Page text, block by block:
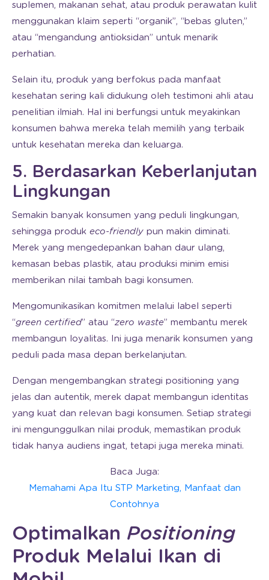
suplemen, makanan sehat, atau produk perawatan kulit
menggunakan klaim seperti “organik”, “bebas gluten,”
atau “mengandung antioksidan” untuk menarik
perhatian.
Selain itu, produk yang berfokus pada manfaat
kesehatan sering kali didukung oleh testimoni ahli atau
penelitian ilmiah. Hal ini berfungsi untuk meyakinkan
konsumen bahwa mereka telah memilih yang terbaik
untuk kesehatan mereka dan keluarga.
5. Berdasarkan Keberlanjutan
Lingkungan
Semakin banyak konsumen yang peduli lingkungan,
sehingga produk eco-friendly pun makin diminati.
Merek yang mengedepankan bahan daur ulang,
kemasan bebas plastik, atau produksi minim emisi
memberikan nilai tambah bagi konsumen.
Mengomunikasikan komitmen melalui label seperti
“green certified” atau “zero waste” membantu merek
membangun loyalitas. Ini juga menarik konsumen yang
peduli pada masa depan berkelanjutan.
Dengan mengembangkan strategi positioning yang
jelas dan autentik, merek dapat membangun identitas
yang kuat dan relevan bagi konsumen. Setiap strategi
ini mengunggulkan nilai produk, memastikan produk
tidak hanya audiens ingat, tetapi juga mereka minati.
Baca Juga:
Memahami Apa Itu STP Marketing, Manfaat dan
Contohnya
Optimalkan Positioning
Produk Melalui Ikan di